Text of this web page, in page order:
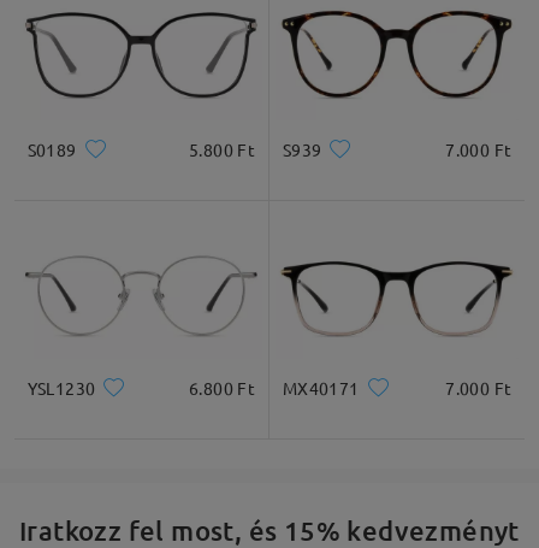
S0189 5.800 Ft S939 7.000 Ft
YSL1230 6.800 Ft MX40171 7.000 Ft
Iratkozz fel most, és 15% kedvezményt